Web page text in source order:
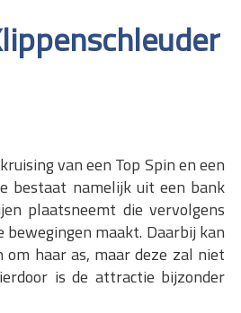
van een Top Spin en een
bestaat namelijk uit een bank
plaatsneemt die vervolgens
bewegingen maakt. Daarbij kan
haar as, maar deze zal niet
is de attractie bijzonder